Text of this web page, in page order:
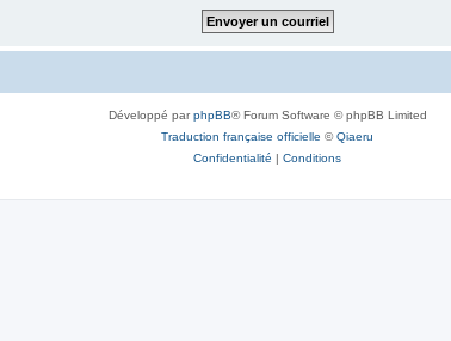
Développé parphpBB® Forum Software © phpBB Limited
Traduction française officielle ©Qiaeru
Confidentialité | Conditions